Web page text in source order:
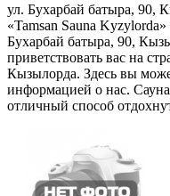
ул. Бухарбай батыра, 90,
«Tamsan Sauna
Бухарбай батыра, 90,
приветствовать вас на
Кызылорда. Здесь вы
информацией о нас.
отличный способ